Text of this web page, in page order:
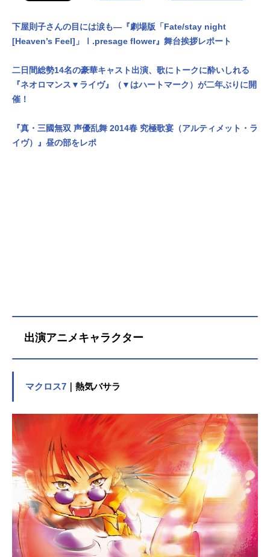
下屋則子さんの目には涙も―『劇場版「Fate/stay night
[Heaven’s Feel]」Ⅰ.presage flower』舞台挨拶レポート
二日間総勢14名の豪華キャスト出演、歌にトークに酔いしれる
『ネオロマンス▼ライヴ』（▼はハートマーク）が二年ぶりに開
催！
『真・三國無双 声優乱舞 2014春 究極歌宴（アルティメット・ラ
イヴ）』昼の部をレポ
出演アニメキャラクター
マクロス7 ｜熱気バサラ